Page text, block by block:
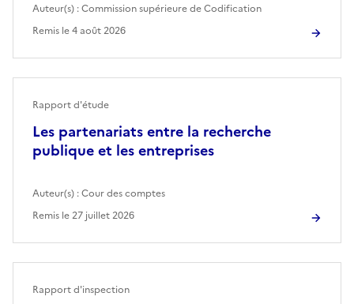
Auteur(s) :Commission supérieure de Codification
Remis le4 août 2026
Les partenariats entre la recherche
publique et les entreprises
Rapport d'étude
Auteur(s) :Cour des comptes
Remis le27 juillet 2026
Rapport d'inspection